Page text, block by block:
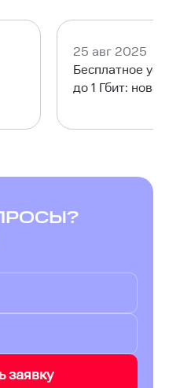
25 авг 2025
Бесплатное
до 1 Гбит:
заявку